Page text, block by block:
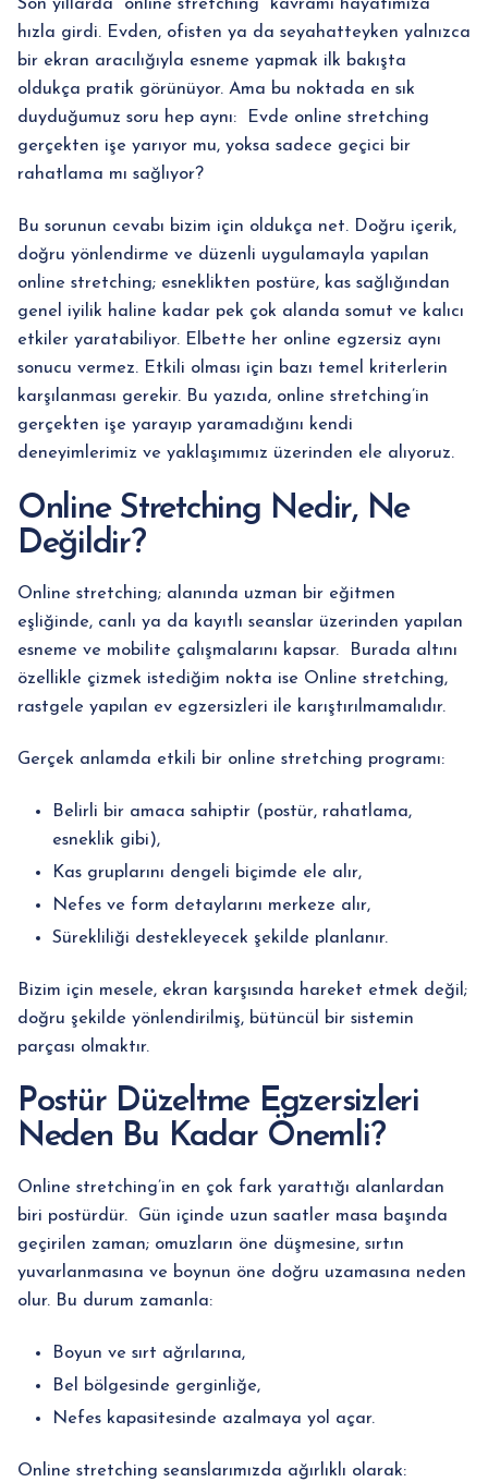
Son yıllarda “online stretching” kavramı hayatımıza
hızla girdi. Evden, ofisten ya da seyahatteyken yalnızca
bir ekran aracılığıyla esneme yapmak ilk bakışta
oldukça pratik görünüyor. Ama bu noktada en sık
duyduğumuz soru hep aynı: Evde online stretching
gerçekten işe yarıyor mu, yoksa sadece geçici bir
rahatlama mı sağlıyor?
Bu sorunun cevabı bizim için oldukça net. Doğru içerik,
doğru yönlendirme ve düzenli uygulamayla yapılan
online stretching; esneklikten postüre, kas sağlığından
genel iyilik haline kadar pek çok alanda somut ve kalıcı
etkiler yaratabiliyor. Elbette her online egzersiz aynı
sonucu vermez. Etkili olması için bazı temel kriterlerin
karşılanması gerekir. Bu yazıda, online stretching’in
gerçekten işe yarayıp yaramadığını kendi
deneyimlerimiz ve yaklaşımımız üzerinden ele alıyoruz.
Online Stretching Nedir, Ne
Değildir?
Online stretching; alanında uzman bir eğitmen
eşliğinde, canlı ya da kayıtlı seanslar üzerinden yapılan
esneme ve mobilite çalışmalarını kapsar. Burada altını
özellikle çizmek istediğim nokta ise Online stretching,
rastgele yapılan ev egzersizleri ile karıştırılmamalıdır.
Gerçek anlamda etkili bir online stretching programı:
Belirli bir amaca sahiptir (postür, rahatlama,
esneklik gibi),
Kas gruplarını dengeli biçimde ele alır,
Nefes ve form detaylarını merkeze alır,
Sürekliliği destekleyecek şekilde planlanır.
Bizim için mesele, ekran karşısında hareket etmek değil;
doğru şekilde yönlendirilmiş, bütüncül bir sistemin
parçası olmaktır.
Postür Düzeltme Egzersizleri
Neden Bu Kadar Önemli?
Online stretching’in en çok fark yarattığı alanlardan
biri postürdür. Gün içinde uzun saatler masa başında
geçirilen zaman; omuzların öne düşmesine, sırtın
yuvarlanmasına ve boynun öne doğru uzamasına neden
olur. Bu durum zamanla:
Boyun ve sırt ağrılarına,
Bel bölgesinde gerginliğe,
Nefes kapasitesinde azalmaya yol açar.
Online stretching seanslarımızda ağırlıklı olarak: